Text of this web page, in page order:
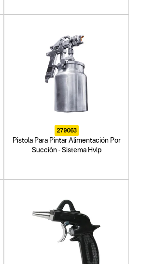
279063
Pistola Para Pintar Alimentación Por
Succión - Sistema Hvlp